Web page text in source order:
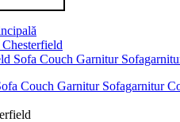
Sofa Couch Garnitur